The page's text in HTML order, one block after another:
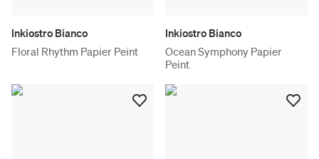
Inkiostro Bianco
Floral Rhythm Papier Peint
Inkiostro Bianco
Ocean Symphony Papier
Peint